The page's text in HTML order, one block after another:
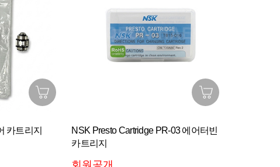
카트리지
NSK Presto Cartridge PR-03 에어터빈
카트리지
회원공개